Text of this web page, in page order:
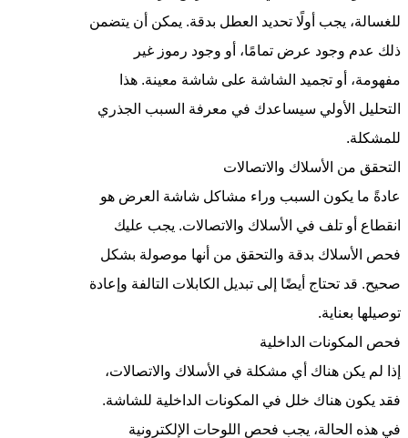
للغسالة، يجب أولًا تحديد العطل بدقة. يمكن أن يتضمن
ذلك عدم وجود عرض تمامًا، أو وجود رموز غير
مفهومة، أو تجميد الشاشة على شاشة معينة. هذا
التحليل الأولي سيساعدك في معرفة السبب الجذري
للمشكلة.
التحقق من الأسلاك والاتصالات
عادةً ما يكون السبب وراء مشاكل شاشة العرض هو
انقطاع أو تلف في الأسلاك والاتصالات. يجب عليك
فحص الأسلاك بدقة والتحقق من أنها موصولة بشكل
صحيح. قد تحتاج أيضًا إلى تبديل الكابلات التالفة وإعادة
توصيلها بعناية.
فحص المكونات الداخلية
إذا لم يكن هناك أي مشكلة في الأسلاك والاتصالات،
فقد يكون هناك خلل في المكونات الداخلية للشاشة.
في هذه الحالة، يجب فحص اللوحات الإلكترونية